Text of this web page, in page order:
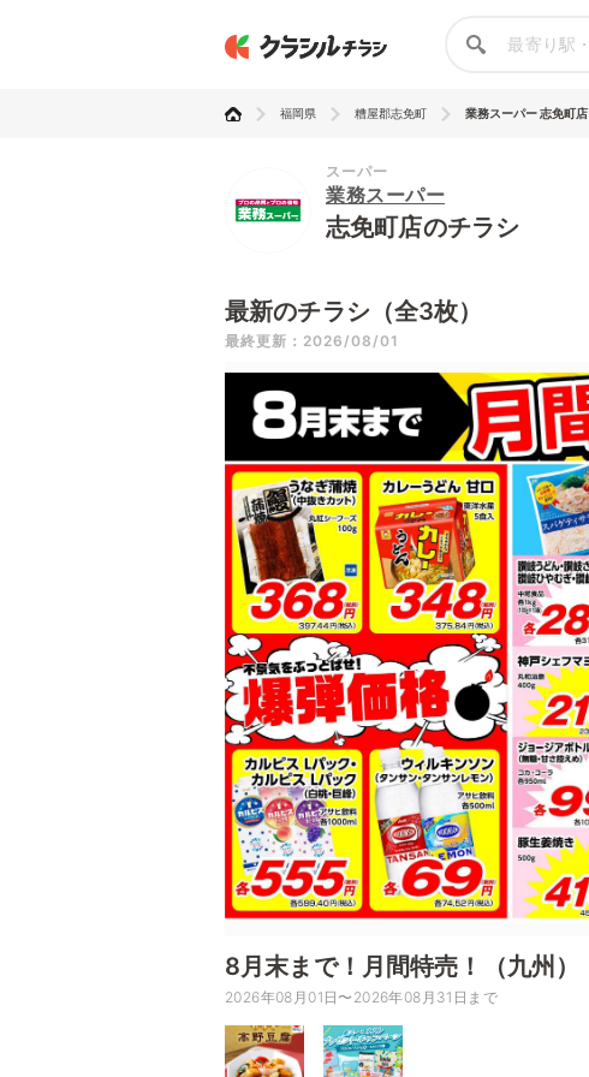
福岡県 糟屋郡志免町 業務スーパー 志免町店
スーパー
業務スーパー
志免町店のチラシ
最新のチラシ（全3枚）
最終更新：2026/08/01
8月末まで！月間特売！（九州）
2026年08月01日〜2026年08月31日まで